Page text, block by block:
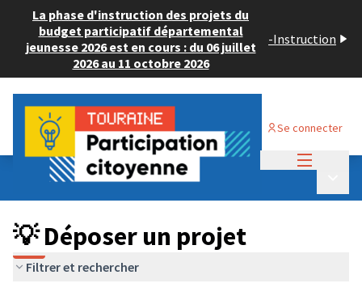
La phase d'instruction des projets du
budget participatif départemental
jeunesse 2026 est en cours : du 06 juillet
2026 au 11 octobre 2026
-Instruction
Se connecter
Budget Participatif ADULTE 2024
💡 Déposer un projet
💡 Déposer un projet
Filtrer et rechercher